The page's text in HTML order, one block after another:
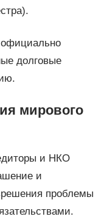
долговые
мирового
и НКО
и
проблемы